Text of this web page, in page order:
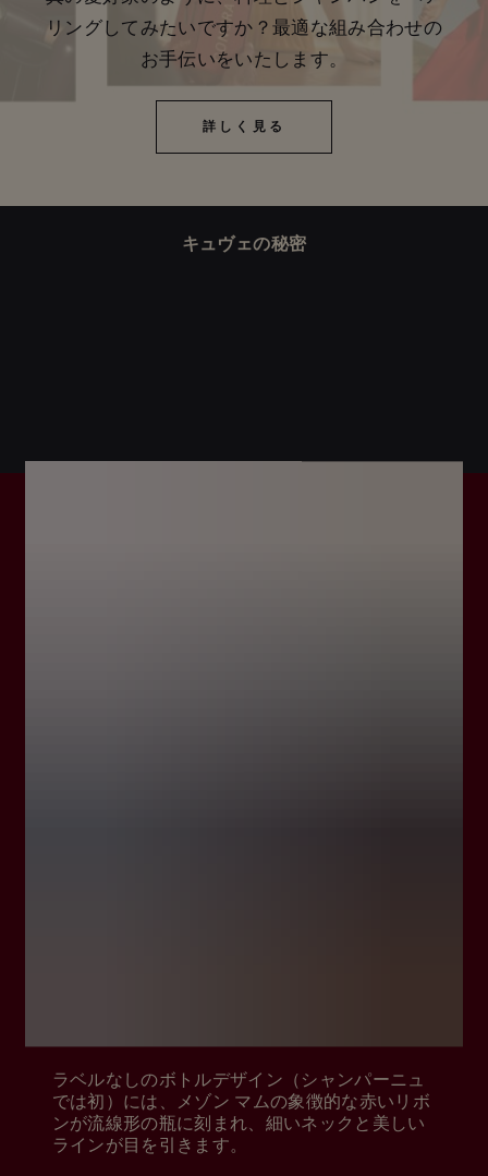
リングしてみたいですか？最適な組み合わせの
お手伝いをいたします。
詳しく見る
詳しく見る
キュヴェの秘密
ラベルなしのボトルデザイン（シャンパーニュ
では初）には、メゾン マムの象徴的な赤いリボ
ンが流線形の瓶に刻まれ、細いネックと美しい
ラインが目を引きます。